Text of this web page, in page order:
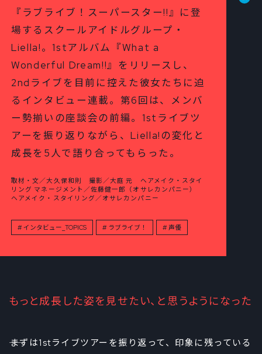
『ラブライブ！スーパースター!!』に登
場するスクールアイドルグループ・
Liella!。1stアルバム『What a
Wonderful Dream!!』をリリースし、
2ndライブを目前に控えた彼女たちに迫
るインタビュー連載。第6回は、メンバ
ー勢揃いの座談会の前編。1stライブツ
アーを振り返りながら、Liella!の変化と
成長を5人で語り合ってもらった。
取材・文／大久保和則 撮影／大庭 元 ヘアメイク・スタイ
リング マネージメント／佐藤健一郎（オサレカンパニー）
ヘアメイク・スタイリング／オサレカンパニー
インタビュー_TOPICS ラブライブ！ 声優
もっと成長した姿を見せたい、と思うようになった
――まずは1stライブツアーを振り返って、印象に残っている